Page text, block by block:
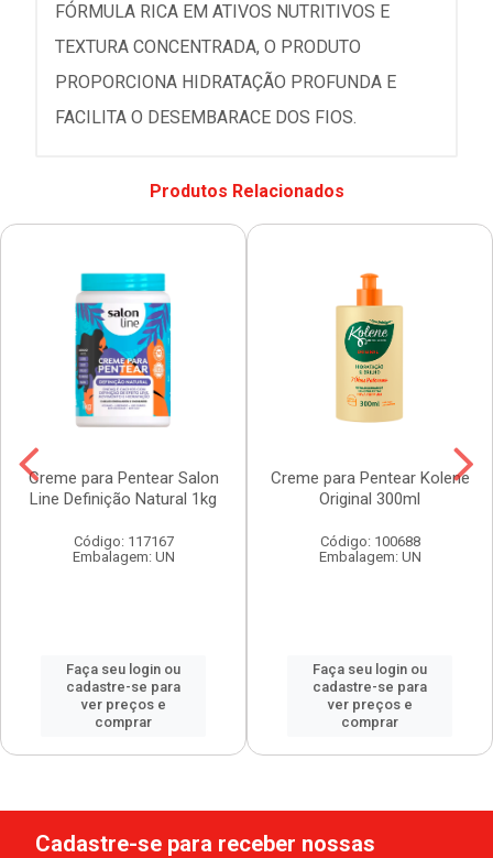
FÓRMULA RICA EM ATIVOS NUTRITIVOS E
TEXTURA CONCENTRADA, O PRODUTO
PROPORCIONA HIDRATAÇÃO PROFUNDA E
FACILITA O DESEMBARACE DOS FIOS.
Produtos Relacionados
Creme para Pentear Salon
Line Definição Natural 1kg
Código: 117167
Embalagem: UN
Faça seu login ou
cadastre-se para
ver preços e
comprar
Creme para Pentear Kolene
Original 300ml
Código: 100688
Embalagem: UN
Faça seu login ou
cadastre-se para
ver preços e
comprar
Cadastre-se para receber nossas